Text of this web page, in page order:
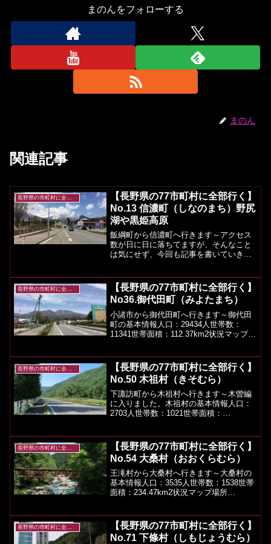
まのんをフォローする
まのん
関連記事
長野県の市町村に全部行く
【長野県の77市町村に全部行く】
No.13 信濃町（しなのまち）野尻
湖や黒姫高原
飯綱町から信濃町へ行きます～アクセス
数が日に日に落ちてますが、そんなこと
は気にせず、今回も記事を書いていきま
新潟県と接しております。思ったよりも
人...
長野県の市町村に全部行く
【長野県の77市町村に全部行く】
No36.御代田町（みよたまち）
小諸市から御代田町へ行きます～御代田
町の基本情報人口：29434人世帯数：
11341世帯面積：112.37km2状況マップ場
ュージアム、真楽寺などございます
が、...
【長野県の77市町村に全部行く】
No.50 木祖村（きそむら）
下諏訪町から木祖村へ行きます～木曽編
に入りました。木祖村の基本情報人口：
2703人世帯数：1021世帯面積：
木曽なのに木祖村とちょっと紛らわしい
名前なの...
長野県の市町村に全部行く
【長野県の77市町村に全部行く】
No.54 大桑村（おおくらむら）
王滝村から大桑村へ行きます～大桑村の
基本情報人口：3535人世帯数：1538世帯
面積：234.47km2状況マップ場所
ツーリングルートと観光については、木
曽山脈...
長野県の市町村に全部行く
【長野県の77市町村に全部行く】
No.71 下條村（しもじょうむら）